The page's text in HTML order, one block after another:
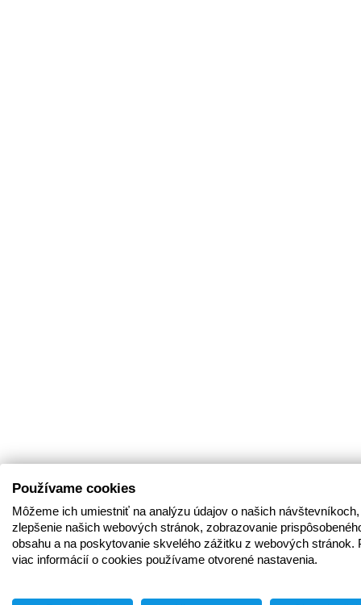
Používame cookies
Môžeme ich umiestniť na analýzu údajov o našich
zlepšenie našich webových stránok, zobrazovanie
obsahu a na poskytovanie skvelého zážitku z webových stránok.
viac informácií o cookies používame otvorené nastavenia.